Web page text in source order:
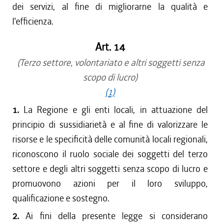
dei servizi, al fine di migliorarne la qualità e
l'efficienza.
Art. 14
(Terzo settore, volontariato e altri soggetti senza
scopo di lucro)
(1)
1. La Regione e gli enti locali, in attuazione del
principio di sussidiarietà e al fine di valorizzare le
risorse e le specificità delle comunità locali regionali,
riconoscono il ruolo sociale dei soggetti del terzo
settore e degli altri soggetti senza scopo di lucro e
promuovono azioni per il loro sviluppo,
qualificazione e sostegno.
2.Ai fini della presente legge si considerano